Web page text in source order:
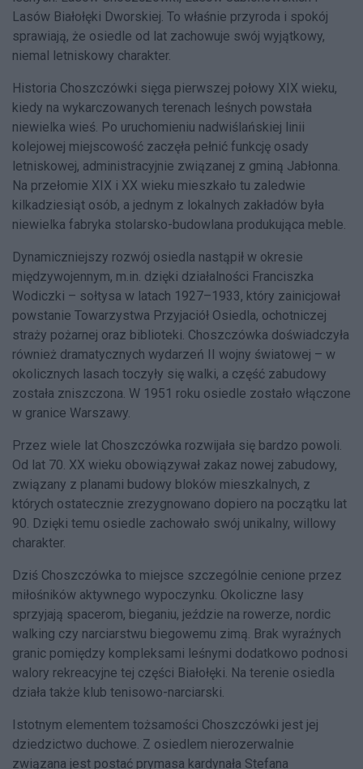
Lasów Białołęki Dworskiej. To właśnie przyroda i spokój
sprawiają, że osiedle od lat zachowuje swój wyjątkowy,
niemal letniskowy charakter.
Historia Choszczówki sięga pierwszej połowy XIX wieku,
kiedy na wykarczowanych terenach leśnych powstała
niewielka wieś. Po uruchomieniu nadwiślańskiej linii
kolejowej miejscowość zaczęła pełnić funkcję osady
letniskowej, administracyjnie związanej z gminą Jabłonna.
Na przełomie XIX i XX wieku mieszkało tu zaledwie
kilkadziesiąt osób, a jednym z lokalnych zakładów była
niewielka fabryka stolarsko-budowlana produkująca meble.
Dynamiczniejszy rozwój osiedla nastąpił w okresie
międzywojennym, m.in. dzięki działalności Franciszka
Wodiczki – sołtysa w latach 1927–1933, który zainicjował
powstanie Towarzystwa Przyjaciół Osiedla, ochotniczej
straży pożarnej oraz biblioteki. Choszczówka doświadczyła
również dramatycznych wydarzeń II wojny światowej – w
okolicznych lasach toczyły się walki, a część zabudowy
została zniszczona. W 1951 roku osiedle zostało włączone
w granice Warszawy.
Przez wiele lat Choszczówka rozwijała się bardzo powoli.
Od lat 70. XX wieku obowiązywał zakaz nowej zabudowy,
związany z planami budowy bloków mieszkalnych, z
których ostatecznie zrezygnowano dopiero na początku lat
90. Dzięki temu osiedle zachowało swój unikalny, willowy
charakter.
Dziś Choszczówka to miejsce szczególnie cenione przez
miłośników aktywnego wypoczynku. Okoliczne lasy
sprzyjają spacerom, bieganiu, jeździe na rowerze, nordic
walking czy narciarstwu biegowemu zimą. Brak wyraźnych
granic pomiędzy kompleksami leśnymi dodatkowo podnosi
walory rekreacyjne tej części Białołęki. Na terenie osiedla
działa także klub tenisowo-narciarski.
Istotnym elementem tożsamości Choszczówki jest jej
dziedzictwo duchowe. Z osiedlem nierozerwalnie
związana jest postać prymasa kardynała Stefana